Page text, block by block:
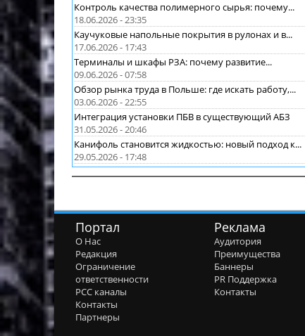
Контроль качества полимерного сырья: почему...
18.06.2026 - 23:35
Каучуковые напольные покрытия в рулонах и в...
17.06.2026 - 17:43
Терминалы и шкафы РЗА: почему развитие...
09.06.2026 - 07:58
Обзор рынка труда в Польше: где искать работу,...
03.06.2026 - 22:55
Интеграция установки ПБВ в существующий АБЗ
31.05.2026 - 20:46
Канифоль становится жидкостью: новый подход к...
29.05.2026 - 17:48
Портал
О Нас
Редакция
Ограничение
ответственности
РСС каналы
Контакты
Партнеры
Реклама
Аудитория
Преимущества
Баннеры
PR Поддержка
Контакты